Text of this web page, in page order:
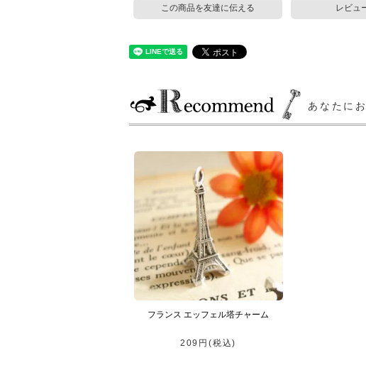
この商品を友達に伝える レビュ
あなたに
フランス エッフェル塔チャーム
209円(税込)